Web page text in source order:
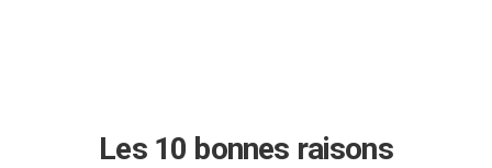
Les 10 bonnes raisons